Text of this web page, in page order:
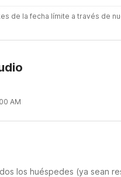
de la fecha límite a través de
AM
los huéspedes (ya sean